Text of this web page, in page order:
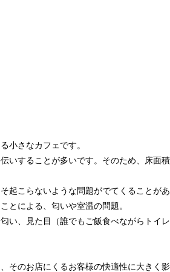
小さなカフェです。
いすることが多いです。そのため、床面
起こらないような問題がでてくることがあ
とによる、匂いや室温の問題。
い、見た目（誰でもご飯食べながらトイ
そのお店にくるお客様の快適性に大きく影